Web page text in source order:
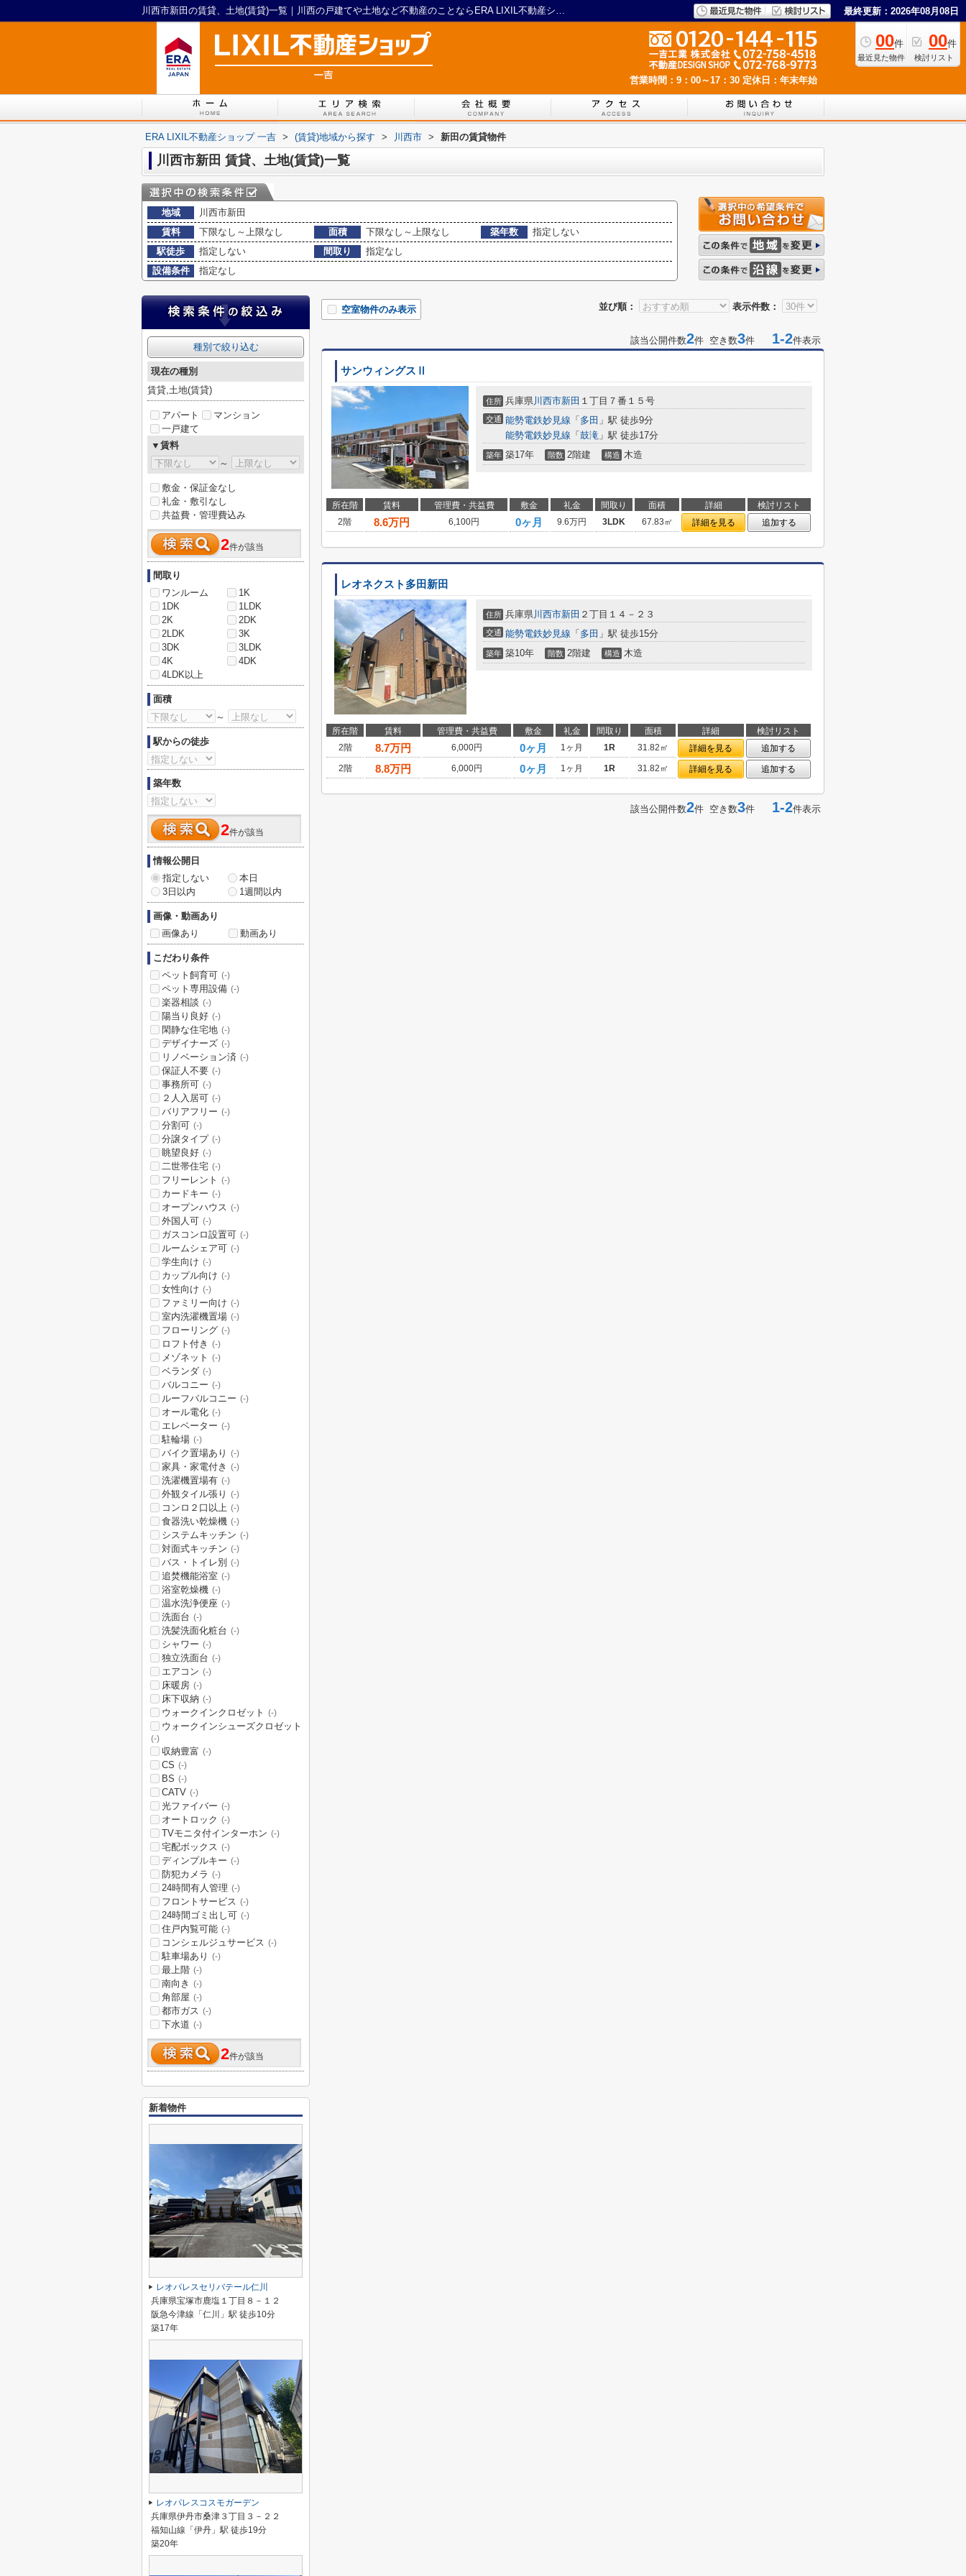
川西市新田の賃貸、土地(賃貸)一覧｜川西の戸建てや土地など不動産のことならERA LIXIL不動産ショップ 一吉 最終更新：2026年08月08日
00件
最近見た物件
00件
検討リスト
営業時間：9：00～17：30 定休日：年末年始
ERA LIXIL不動産ショップ 一吉 > (賃貸)地域から探す > 川西市 > 新田の賃貸物件
川西市新田 賃貸、土地(賃貸)一覧
地域
川西市新田
賃料
下限なし～上限なし 面積 下限なし～上限なし 築年数
指定しない
駅徒歩
指定しない 間取り
指定なし
設備条件
指定なし
並び順： 表示件数：
空室物件のみ表示
該当公開件数2件 空き数3件 1-2件表示
サンウィングスⅡ
住所 兵庫県川西市新田 １丁目７番１５号
交通 能勢電鉄妙見線 「 多田 」駅 徒歩9分
能勢電鉄妙見線 「 鼓滝 」駅 徒歩17分
築年 築17年 階数 2階建 構造 木造
所在階 賃料 管理費・共益費 敷金 礼金 間取り 面積 詳細
検討リスト
2階
8.6万円 6,100円 0ヶ月 9.6万円 3LDK 67.83㎡ 詳細を見る 追加する
レオネクスト多田新田
住所 兵庫県川西市新田 ２丁目１４－２３
交通 能勢電鉄妙見線 「 多田 」駅 徒歩15分
築年 築10年 階数 2階建 構造 木造
所在階 賃料 管理費・共益費 敷金 礼金 間取り 面積 詳細
検討リスト
2階
8.7万円 6,000円 0ヶ月 1ヶ月 1R 31.82㎡ 詳細を見る
追加する
2階
8.8万円 6,000円 0ヶ月 1ヶ月 1R 31.82㎡ 詳細を見る 追加する
該当公開件数2件 空き数3件 1-2件表示
種別で絞り込む
現在の種別
賃貸,土地(賃貸)
アパート
マンション
一戸建て
▼賃料
～
敷金・保証金なし
礼金・敷引なし
共益費・管理費込み
2件が該当
間取り
ワンルーム
1K
1DK
1LDK
2K
2DK
2LDK
3K
3DK
3LDK
4K
4DK
4LDK以上
面積
～
駅からの徒歩
築年数
2件が該当
情報公開日
指定しない
本日
3日以内
1週間以内
画像・動画あり
画像あり
動画あり
こだわり条件
ペット飼育可 (-)
ペット専用設備 (-)
楽器相談 (-)
陽当り良好 (-)
閑静な住宅地 (-)
デザイナーズ (-)
リノベーション済 (-)
保証人不要 (-)
事務所可 (-)
２人入居可 (-)
バリアフリー (-)
分割可 (-)
分譲タイプ (-)
眺望良好 (-)
二世帯住宅 (-)
フリーレント (-)
カードキー (-)
オープンハウス (-)
外国人可 (-)
ガスコンロ設置可 (-)
ルームシェア可 (-)
学生向け (-)
カップル向け (-)
女性向け (-)
ファミリー向け (-)
室内洗濯機置場 (-)
フローリング (-)
ロフト付き (-)
メゾネット (-)
ベランダ (-)
バルコニー (-)
ルーフバルコニー (-)
オール電化 (-)
エレベーター (-)
駐輪場 (-)
バイク置場あり (-)
家具・家電付き (-)
洗濯機置場有 (-)
外観タイル張り (-)
コンロ２口以上 (-)
食器洗い乾燥機 (-)
システムキッチン (-)
対面式キッチン (-)
バス・トイレ別 (-)
追焚機能浴室 (-)
浴室乾燥機 (-)
温水洗浄便座 (-)
洗面台 (-)
洗髪洗面化粧台 (-)
シャワー (-)
独立洗面台 (-)
エアコン (-)
床暖房 (-)
床下収納 (-)
ウォークインクロゼット (-)
ウォークインシューズクロゼット
(-)
収納豊富 (-)
CS (-)
BS (-)
CATV (-)
光ファイバー (-)
オートロック (-)
TVモニタ付インターホン (-)
宅配ボックス (-)
ディンプルキー (-)
防犯カメラ (-)
24時間有人管理 (-)
フロントサービス (-)
24時間ゴミ出し可 (-)
住戸内覧可能 (-)
コンシェルジュサービス (-)
駐車場あり (-)
最上階 (-)
南向き (-)
角部屋 (-)
都市ガス (-)
下水道 (-)
2件が該当
新着物件
レオパレスセリバテール仁川
兵庫県宝塚市鹿塩１丁目８－１２
阪急今津線「仁川」駅 徒歩10分
築17年
レオパレスコスモガーデン
兵庫県伊丹市桑津３丁目３－２２
福知山線「伊丹」駅 徒歩19分
築20年